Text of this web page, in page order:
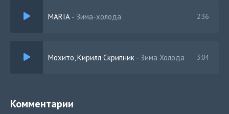
MARIA - Зима-холода 2:36
Мохито, Кирилл Скрипник - Зима Холода 3:04
Комментарии